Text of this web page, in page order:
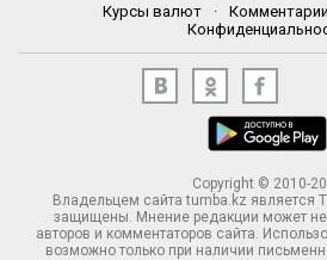
Курсы валют · Комментарии
Copyright © 2010-
Владельцем сайта tumba.kz является
защищены. Мнение редакции может
авторов и комментаторов сайта.
возможно только при наличии